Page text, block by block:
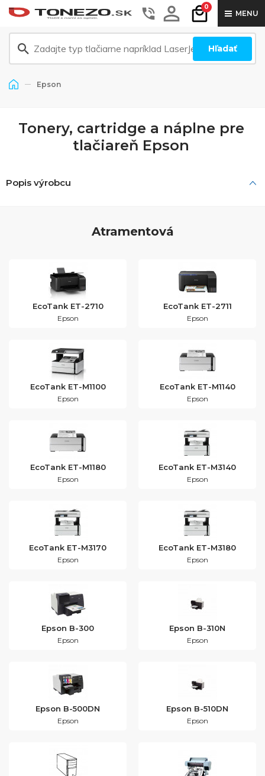
0
MENU
Hľadať
Epson
Tonery, cartridge a náplne pre
tlačiareň Epson
Popis výrobcu
Atramentová
EcoTank ET-2710
Epson
EcoTank ET-2711
Epson
EcoTank ET-M1100
Epson
EcoTank ET-M1140
Epson
EcoTank ET-M1180
Epson
EcoTank ET-M3140
Epson
EcoTank ET-M3170
Epson
EcoTank ET-M3180
Epson
Epson B-300
Epson
Epson B-310N
Epson
Epson B-500DN
Epson
Epson B-510DN
Epson